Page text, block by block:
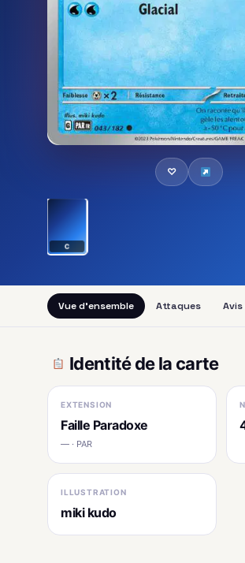
♡
C
Vue d'ensemble Attaques
Identité de la carte
EXTENSION
Faille Paradoxe
— · PAR
ILLUSTRATION
miki kudo